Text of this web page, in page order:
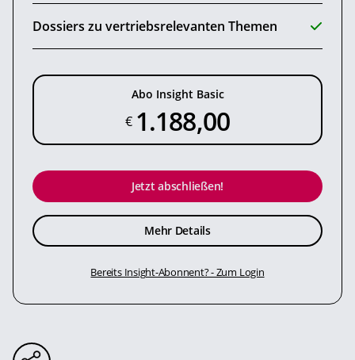
Dossiers zu vertriebsrelevanten Themen
Abo Insight Basic
€ 1.188,00
Jetzt abschließen!
Mehr Details
Bereits Insight-Abonnent? - Zum Login